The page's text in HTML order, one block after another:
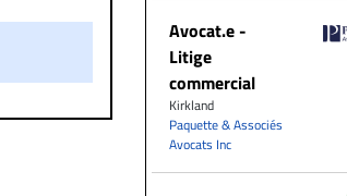
Avocat.e -
Litige
commercial
Kirkland
Paquette & Associés
Avocats Inc